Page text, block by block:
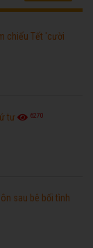
chiếu Tết 'cười
tư 6270
sau bê bối tình